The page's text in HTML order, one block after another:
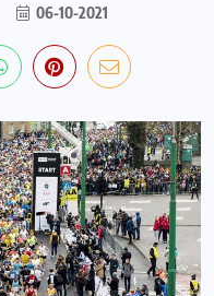
06-10-2021